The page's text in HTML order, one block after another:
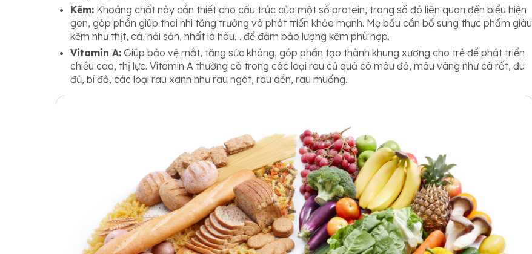
Kẽm: Khoáng chất này cần thiết cho cấu trúc của một số protein, trong số đó liên quan đến biểu hiện
gen, góp phần giúp thai nhi tăng trưởng và phát triển khỏe mạnh. Mẹ bầu cần bổ sung thực phẩm giàu
kẽm như thịt, cá, hải sản, nhất là hàu… để đảm bảo lượng kẽm phù hợp.
Vitamin A: Giúp bảo vệ mắt, tăng sức kháng, góp phần tạo thành khung xương cho trẻ để phát triển
chiều cao, thị lực. Vitamin A thường có trong các loại rau củ quả có màu đỏ, màu vàng như cà rốt, đu
đủ, bí đỏ, các loại rau xanh như rau ngót, rau dền, rau muống.